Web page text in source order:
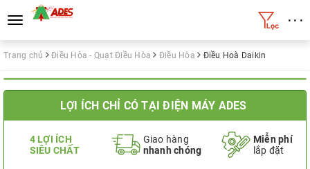
Toggle
navigation
• • •
Trang chủ Điều Hòa - Quạt Điều Hòa Điều Hòa Điều Hoà Daikin
LỢI ÍCH CHỈ CÓ TẠI ĐIỆN MÁY ADES
4 LỢI ÍCH
SIÊU CHẤT
Giao hàng
nhanh chóng
Miễn phí
lắp đặt